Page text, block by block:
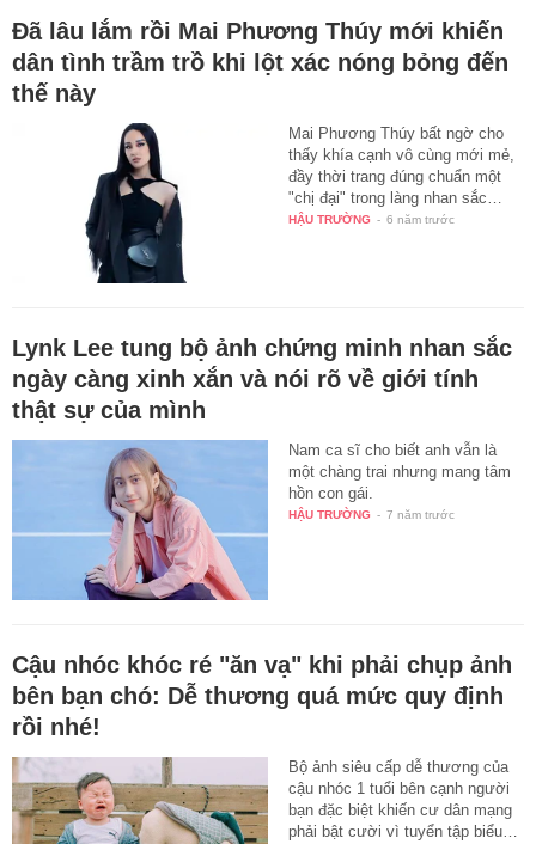
Đã lâu lắm rồi Mai Phương Thúy mới khiến
dân tình trầm trồ khi lột xác nóng bỏng đến
thế này
Mai Phương Thúy bất ngờ cho
thấy khía cạnh vô cùng mới mẻ,
đầy thời trang đúng chuẩn một
"chị đại" trong làng nhan sắc…
HẬU TRƯỜNG - 6 năm trước
Lynk Lee tung bộ ảnh chứng minh nhan sắc
ngày càng xinh xắn và nói rõ về giới tính
thật sự của mình
Nam ca sĩ cho biết anh vẫn là
một chàng trai nhưng mang tâm
hồn con gái.
HẬU TRƯỜNG - 7 năm trước
Cậu nhóc khóc ré "ăn vạ" khi phải chụp ảnh
bên bạn chó: Dễ thương quá mức quy định
rồi nhé!
Bộ ảnh siêu cấp dễ thương của
cậu nhóc 1 tuổi bên cạnh người
bạn đặc biệt khiến cư dân mạng
phải bật cười vì tuyển tập biểu…